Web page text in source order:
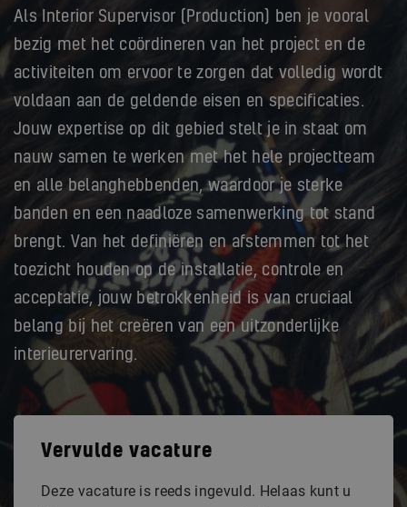
Als Interior Supervisor (Production) ben je vooral
bezig met het coördineren van het project en de
activiteiten om ervoor te zorgen dat volledig wordt
voldaan aan de geldende eisen en specificaties.
Jouw expertise op dit gebied stelt je in staat om
nauw samen te werken met het hele projectteam
en alle belanghebbenden, waardoor je sterke
banden en een naadloze samenwerking tot stand
brengt. Van het definiëren en afstemmen tot het
toezicht houden op de installatie, controle en
acceptatie, jouw betrokkenheid is van cruciaal
belang bij het creëren van een uitzonderlijke
interieurervaring.
Vervulde vacature
Deze vacature is reeds ingevuld. Helaas kunt u